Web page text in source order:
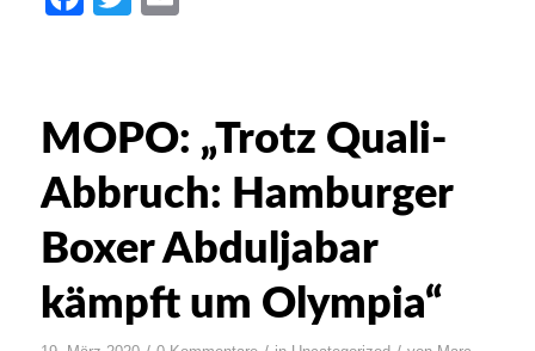
MOPO: „Trotz Quali-
Abbruch: Hamburger
Boxer Abduljabar
kämpft um Olympia“